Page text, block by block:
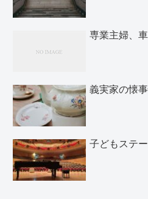
専業主婦、
義実家の懐
子どもステ